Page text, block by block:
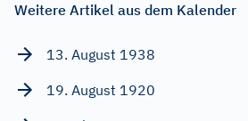
Weitere Artikel aus dem Kalender
13. August 1938
19. August 1920